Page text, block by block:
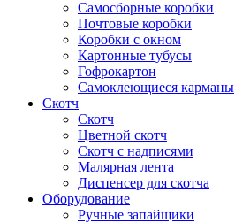
Самосборные коробки
Почтовые коробки
Коробки с окном
Картонные тубусы
Гофрокартон
Самоклеющиеся карманы
Скотч
Скотч
Цветной скотч
Скотч с надписями
Малярная лента
Диспенсер для скотча
Оборудование
Ручные запайщики